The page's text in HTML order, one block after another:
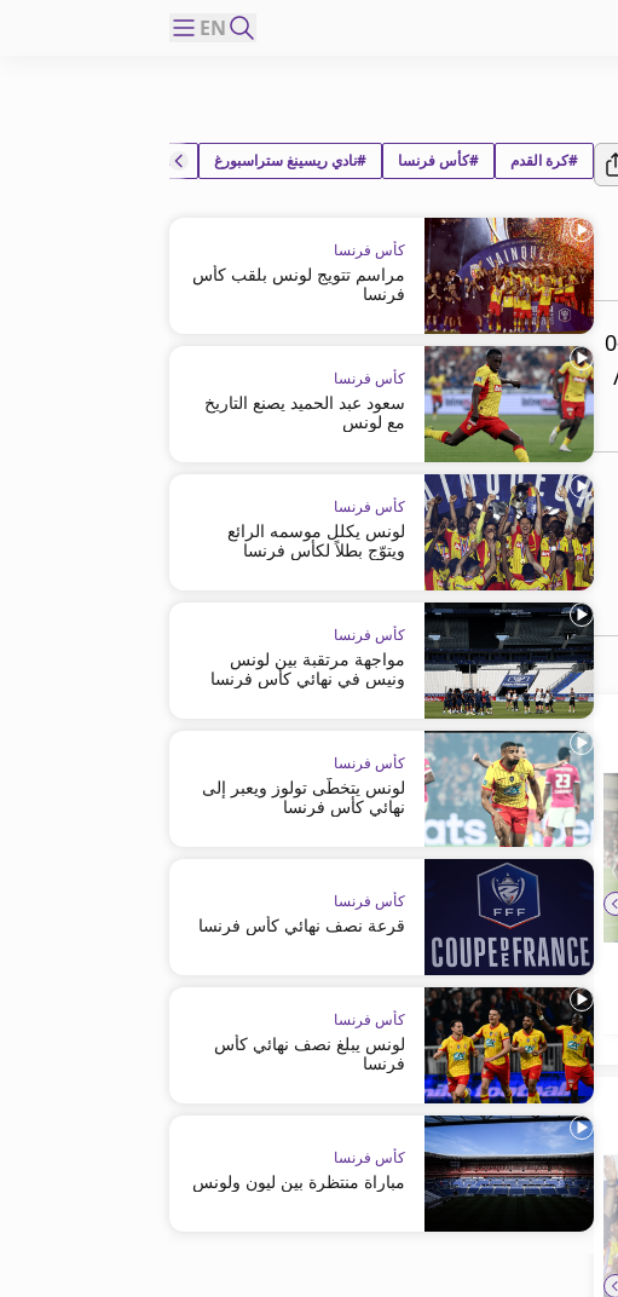
EN
أقصى نيس مضيفه ستراسبورغ من نصف نهائي مسابقة كأس فرنسا لكرة القدم بفوزه عليه 2-0
أيار/
الدوري الفرنسي - ليج 1
لا غالب ولا مغلوب بين ستراسبورغ
وأوكسير
01:27
#كرة القدم #كأس فرنسا #نادي ريسينغ ستراسبورغ #نادي نيس كوت دازور
كأس فرنسا
مراسم تتويج لونس بلقب كأس
فرنسا
كأس فرنسا
سعود عبد الحميد يصنع التاريخ
مع لونس
كأس فرنسا
لونس يكلل موسمه الرائع
ويتوّج بطلاً لكأس فرنسا
كأس فرنسا
مواجهة مرتقبة بين لونس
ونيس في نهائي كأس فرنسا
كأس فرنسا
لونس يتخطّى تولوز ويعبر إلى
نهائي كأس فرنسا
كأس فرنسا
قرعة نصف نهائي كأس فرنسا
كأس فرنسا
لونس يبلغ نصف نهائي كأس
فرنسا
كأس فرنسا
مباراة منتظرة بين ليون ولونس